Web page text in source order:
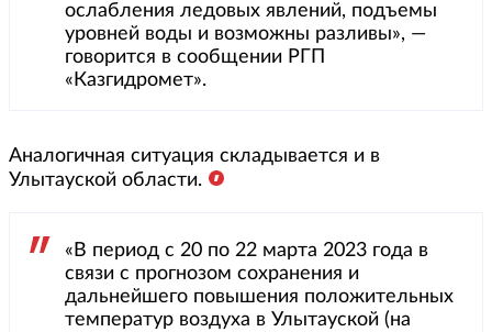
ослабления ледовых явлений, подъемы
уровней воды и возможны разливы», —
говорится в сообщении РГП
«Казгидромет».
Аналогичная ситуация складывается и в
Улытауской области.
«В период с 20 по 22 марта 2023 года в
связи с прогнозом сохранения и
дальнейшего повышения положительных
температур воздуха в Улытауской (на